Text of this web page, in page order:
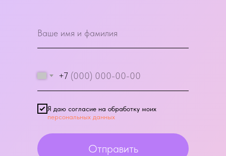
+7
Я даю согласие на обработку моих
персональных данных
Отправить